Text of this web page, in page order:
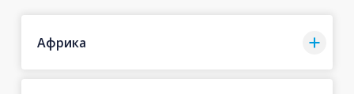
Африка